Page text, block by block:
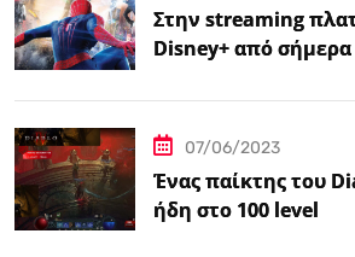
Στην streaming
Disney+ από σήμερα
07/06/2023
Ένας παίκτης του
ήδη στο 100 level